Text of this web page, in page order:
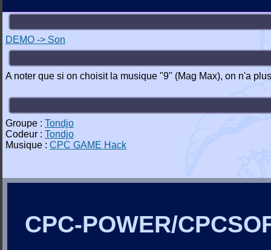
DEMO -> Son
A noter que si on choisit la musique "9" (Mag Max), on n'a
Groupe : Tondjo
Codeur : Tondjo
Musique : CPC GAME Hack
CPC-POWER/